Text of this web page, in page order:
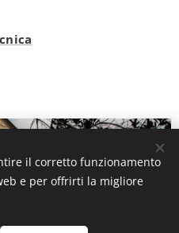
curati dal team
il corretto funzionamento
e per offrirti la migliore